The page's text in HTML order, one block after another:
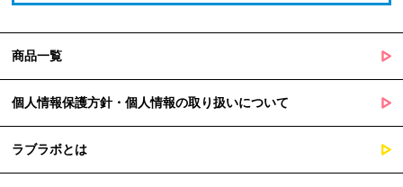
商品一覧
個人情報保護方針・個人情報の取り扱いについて
ラブラボとは